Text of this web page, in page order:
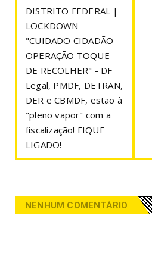
DISTRITO FEDERAL |
LOCKDOWN -
"CUIDADO CIDADÃO -
OPERAÇÃO TOQUE
DE RECOLHER" - DF
Legal, PMDF, DETRAN,
DER e CBMDF, estão à
"pleno vapor" com a
fiscalização! FIQUE
LIGADO!
NENHUM COMENTÁRIO